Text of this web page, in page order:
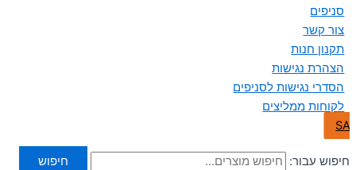
סניפים
צור קשר
תקנון חנות
הצהרת נגישות
הסדרי נגישות לסניפים
לקוחות ממליצים
חיפוש עבור: חיפוש